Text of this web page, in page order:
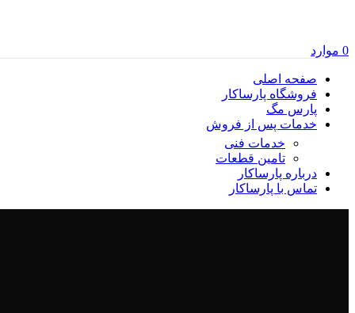
0 موارد
صفحه اصلی
فروشگاه پارساکار
پارس مگ
خدمات پس از فروش
خدمات فنی
تامین قطعات
درباره پارساکار
تماس با پارساکار